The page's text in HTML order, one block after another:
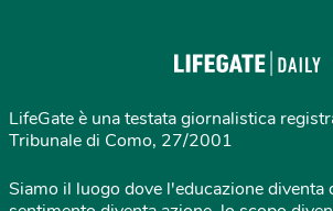
LifeGate è una testata giornalistica
Tribunale di Como, 27/2001
Siamo il luogo dove l'educazione diventa